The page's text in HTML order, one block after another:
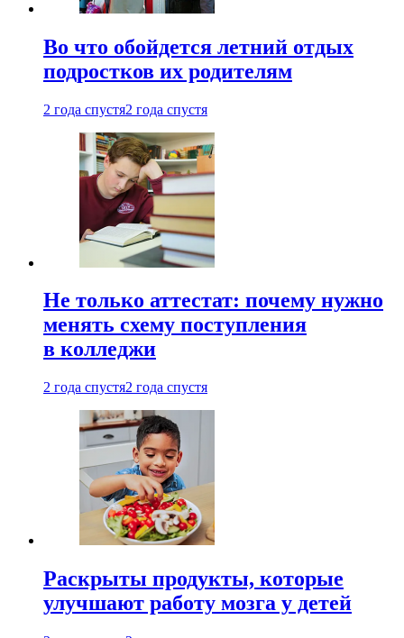
Во что обойдется летний отдых
подростков их родителям
2 года спустя2 года спустя
Не только аттестат: почему нужно
менять схему поступления
в колледжи
2 года спустя2 года спустя
Раскрыты продукты, которые
улучшают работу мозга у детей